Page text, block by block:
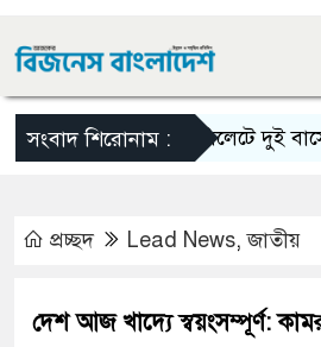
সংবাদ শিরোনাম :সিলেটে দুই বাসের
প্রচ্ছদ Lead News,জাতীয়
দেশ আজ খাদ্যে স্বয়ংসম্পূর্ণ: